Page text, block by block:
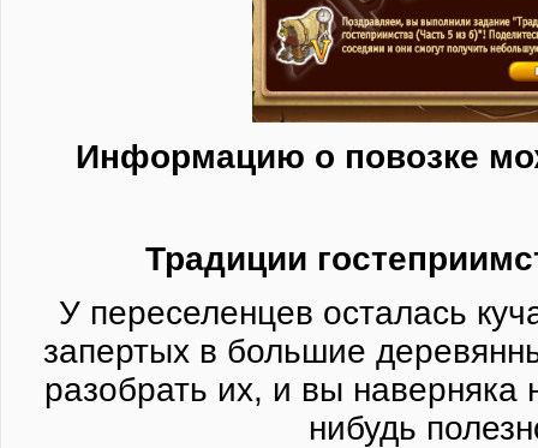
Информацию о повозке
Традиции
У переселенцев осталась
запертых в большие
разобрать их, и вы наверняка
нибудь